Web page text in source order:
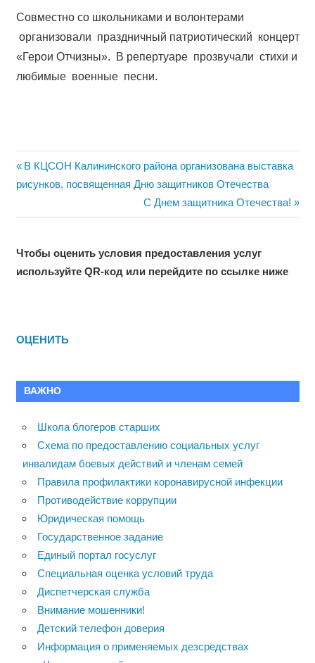
Совместно со школьниками и волонтерами
организовали праздничный патриотический концерт
«Герои Отчизны». В репертуаре прозвучали стихи и
любимые военные песни.
Навигация
по
записям
Previous
Post:
В КЦСОН Калининского района организована выставка
рисунков, посвященная Дню защитников Отечества
Next
Post:
C Днем защитника Отечества!
Чтобы оценить условия предоставления услуг
используйте QR-код или перейдите по ссылке ниже
ОЦЕНИТЬ
ВАЖНО
Школа блогеров старших
Схема по предоставлению социальных услуг
инвалидам боевых действий и членам семей
Правила профилактики коронавирусной инфекции
Противодействие коррупции
Юридическая помощь
Государственное задание
Единый портал госуслуг
Специальная оценка условий труда
Диспетчерская служба
Внимание мошенники!
Детский телефон доверия
Информация о применяемых дезсредствах